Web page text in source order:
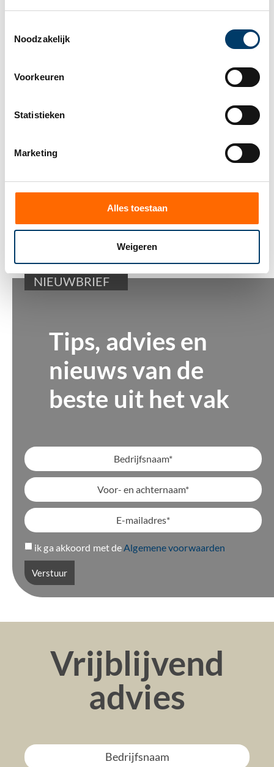
Noodzakelijk
Voorkeuren
Statistieken
Marketing
Alles toestaan
Weigeren
De impact van de PPWR is echter groot: vrijwel elke
distribueert krijgt ermee te maken.
Wilt u weten wat deze regelgeving specifiek voor uw
voorbereiden?
Vorige Volgende
NIEUWBRIEF
Tips, advies en
nieuws van de
beste uit het vak
ik ga akkoord met deAlgemene voorwaarden
Verstuur
Vrijblijvend
advies